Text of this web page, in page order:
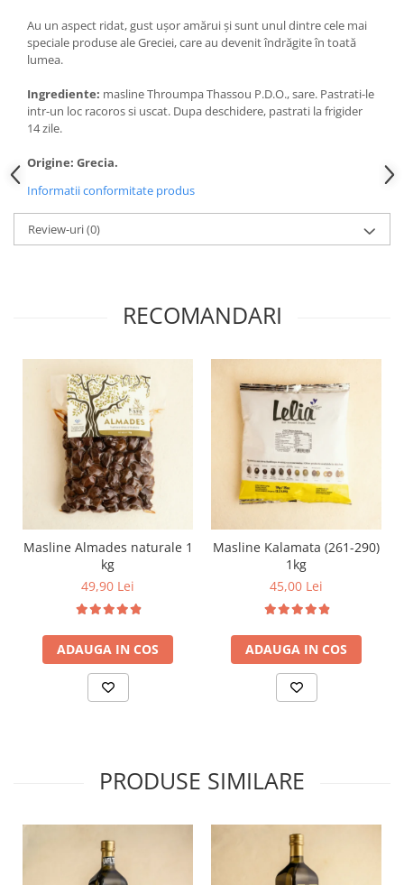
Au un aspect ridat, gust ușor amărui și sunt unul dintre cele mai
speciale produse ale Greciei, care au devenit îndrăgite în toată
lumea.
Ingrediente: masline Throumpa Thassou P.D.O., sare. Pastrati-le
intr-un loc racoros si uscat. Dupa deschidere, pastrati la frigider
14 zile.
Origine: Grecia.
Informatii conformitate produs
Review-uri(0)
RECOMANDARI
Masline Almades naturale 1
kg
49,90 Lei
ADAUGA IN COS
Masline Kalamata (261-290)
1kg
45,00 Lei
ADAUGA IN COS
PRODUSE SIMILARE